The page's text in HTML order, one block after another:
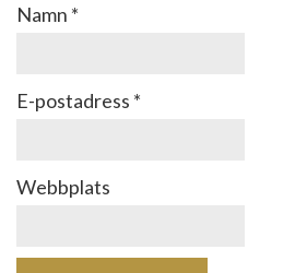
Namn *
E-postadress *
Webbplats